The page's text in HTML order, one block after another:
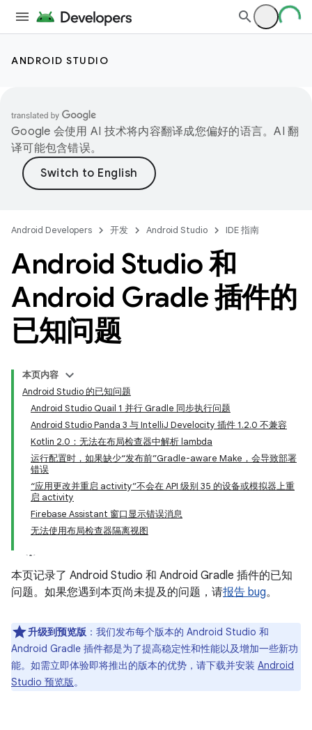
ANDROID STUDIO
Google 会使用 AI 技术将内容翻译成您偏好的语言。AI 翻
译可能包含错误。
Android Developers 开发 Android Studio IDE 指南
Android Studio 和
Android Gradle 插件的
已知问题
本页内容
Android Studio 的已知问题
Android Studio Quail 1 并行 Gradle 同步执行问题
Android Studio Panda 3 与 IntelliJ Develocity 插件 1.2.0 不兼容
Kotlin 2.0：无法在布局检查器中解析 lambda
运行配置时，如果缺少“发布前”Gradle-aware Make，会导致部署
错误
“应用更改并重启 activity”不会在 API 级别 35 的设备或模拟器上重
启 activity
Firebase Assistant 窗口显示错误消息
无法使用布局检查器隔离视图
本页记录了 Android Studio 和 Android Gradle 插件的已知
问题。如果您遇到本页尚未提及的问题，请报告 bug。
升级到预览版 ：我们发布每个版本的 Android Studio 和
Android Gradle 插件都是为了提高稳定性和性能以及增加一些新功
能。如需立即体验即将推出的版本的优势，请下载并安装 Android
Studio 预览版。